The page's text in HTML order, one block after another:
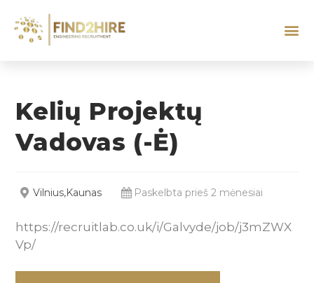
Kelių Projektų
Vadovas (-Ė)
Vilnius,Kaunas Paskelbta prieš 2 mėnesiai
https://recruitlab.co.uk/i/Galvyde/job/j3mZWX
Vp/